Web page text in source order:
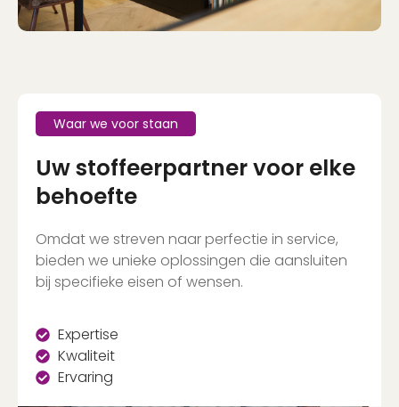
Waar we voor staan
Uw stoffeerpartner voor elke
behoefte
Omdat we streven naar perfectie in service,
bieden we unieke oplossingen die aansluiten
bij specifieke eisen of wensen.
Expertise
Kwaliteit
Ervaring